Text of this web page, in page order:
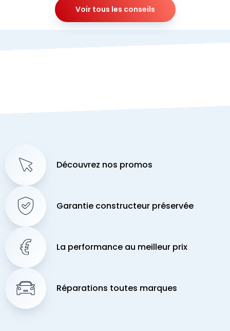
Voir tous les conseils
Découvrez nos promos
Garantie constructeur préservée
La performance au meilleur prix
Réparations toutes marques